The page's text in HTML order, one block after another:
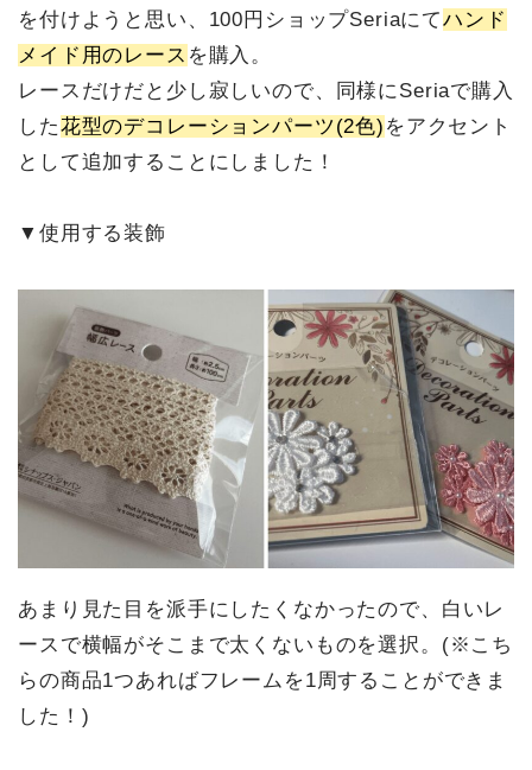
を付けようと思い、100円ショップSeriaにてハンド
メイド用のレース を購入。
レースだけだと少し寂しいので、同様にSeriaで購入
した花型のデコレーションパーツ(2色) をアクセント
として追加することにしました！
▼使用する装飾
あまり見た目を派手にしたくなかったので、白いレ
ースで横幅がそこまで太くないものを選択。(※こち
らの商品1つあればフレームを1周することができま
した！)